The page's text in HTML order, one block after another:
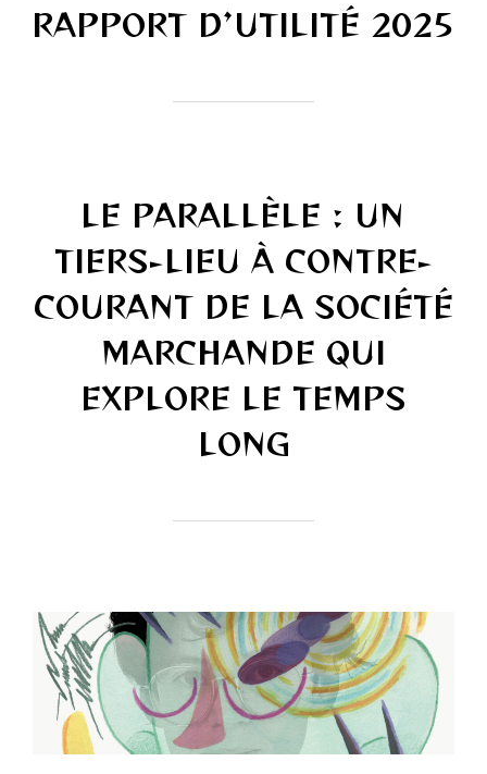
RAPPORT D’UTILITÉ 2025
LE PARALLÈLE : UN
TIERS-LIEU À CONTRE-
COURANT DE LA SOCIÉTÉ
MARCHANDE QUI
EXPLORE LE TEMPS
LONG